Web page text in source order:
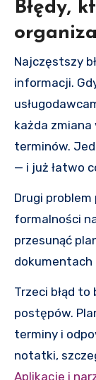
Błędy,
Najczęstszy
informacji.
każda
terminów.
— i już łatwo
Drugi
formalności
przesunąć
dokumentach
Trzeci błąd
postępów.
terminy i
notatki,
Aplikacje i